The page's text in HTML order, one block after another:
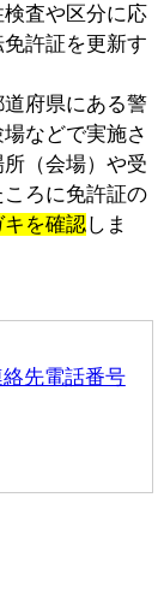
査や区分に応
許証を更新す
府県にある警
などで実施さ
（会場）や受
ろに免許証の
を確認しま
先電話番号